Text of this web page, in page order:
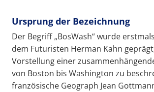
Ursprung der Bezeichnung
Der Begriff „BosWash“ wurde
dem Futuristen Herman Kahn
Vorstellung einer
von Boston bis Washington zu
französische Geograph Jean